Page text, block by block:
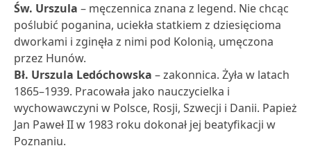
Św. Urszula – męczennica znana z legend. Nie chcąc
poślubić poganina, uciekła statkiem z dziesięcioma
dworkami i zginęła z nimi pod Kolonią, umęczona
przez Hunów.
Bł. Urszula Ledóchowska – zakonnica. Żyła w latach
1865–1939. Pracowała jako nauczycielka i
wychowawczyni w Polsce, Rosji, Szwecji i Danii. Papież
Jan Paweł II w 1983 roku dokonał jej beatyfikacji w
Poznaniu.